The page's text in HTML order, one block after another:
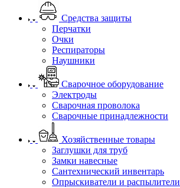
Средства защиты
Перчатки
Очки
Респираторы
Наушники
Сварочное оборудование
Электроды
Сварочная проволока
Сварочные принадлежности
Хозяйственные товары
Заглушки для труб
Замки навесные
Сантехнический инвентарь
Опрыскиватели и распылители